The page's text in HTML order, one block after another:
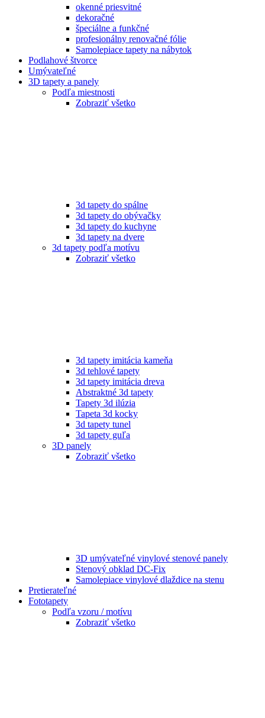
okenné priesvitné
dekoračné
špeciálne a funkčné
profesionálny renovačné fólie
Samolepiace tapety na nábytok
Podlahové štvorce
Umývateľné
3D tapety a panely
Podľa miestnosti
Zobraziť všetko
3d tapety do spálne
3d tapety do obývačky
3d tapety do kuchyne
3d tapety na dvere
3d tapety podľa motívu
Zobraziť všetko
3d tapety imitácia kameňa
3d tehlové tapety
3d tapety imitácia dreva
Abstraktné 3d tapety
Tapety 3d ilúzia
Tapeta 3d kocky
3d tapety tunel
3d tapety guľa
3D panely
Zobraziť všetko
3D umývateľné vinylové stenové panely
Stenový obklad DC-Fix
Samolepiace vinylové dlaždice na stenu
Pretierateľné
Fototapety
Podľa vzoru / motívu
Zobraziť všetko